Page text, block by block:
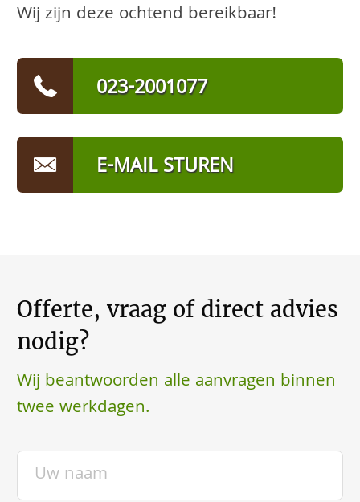
Wij zijn deze ochtend bereikbaar!
023-2001077
E-MAIL STUREN
Offerte, vraag of direct advies
nodig?
Wij beantwoorden alle aanvragen binnen
twee werkdagen.